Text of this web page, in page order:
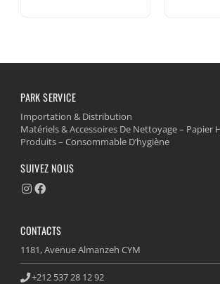
PARK SERVICE
Importation & Distribution
Matériels & Accessoires De Nettoyage – Papier
Produits – Consommable D’hygiène
SUIVEZ NOUS
CONTACTS
1181, Avenue Almanzeh CYM
+212 537 28 12 92